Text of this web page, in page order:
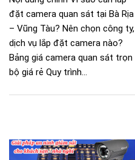
đặt camera quan sát tại Bà Rịa
– Vũng Tàu? Nên chọn công ty,
dịch vụ lắp đặt camera nào?
Bảng giá camera quan sát trọn
bộ giá rẻ Quy trình...